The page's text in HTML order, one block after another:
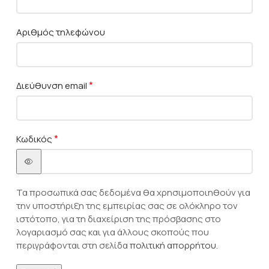
Χειλάς Σταύρος 7 Videos
Αναπνευστική άσκηση 3 0:31
Άσκηση ενδυνάμωσης κάτω άκρων 14 0:32
Άσκηση ενδυνάμωσης κορμού 12
You need to be logged in to view this content.
Το προσωπικό ιστορικό της κατάστασης υγείας
Αριθμός τηλεφώνου
Διεύθυνση email*
Κωδικός*
Τα προσωπικά σας δεδομένα θα χρησιμοποιηθούν για
την υποστήριξη της εμπειρίας σας σε ολόκληρο τον
ιστότοπο, για τη διαχείριση της πρόσβασης στο
λογαριασμό σας και για άλλους σκοπούς που
περιγράφονται στη σελίδαπολιτική απορρήτου.